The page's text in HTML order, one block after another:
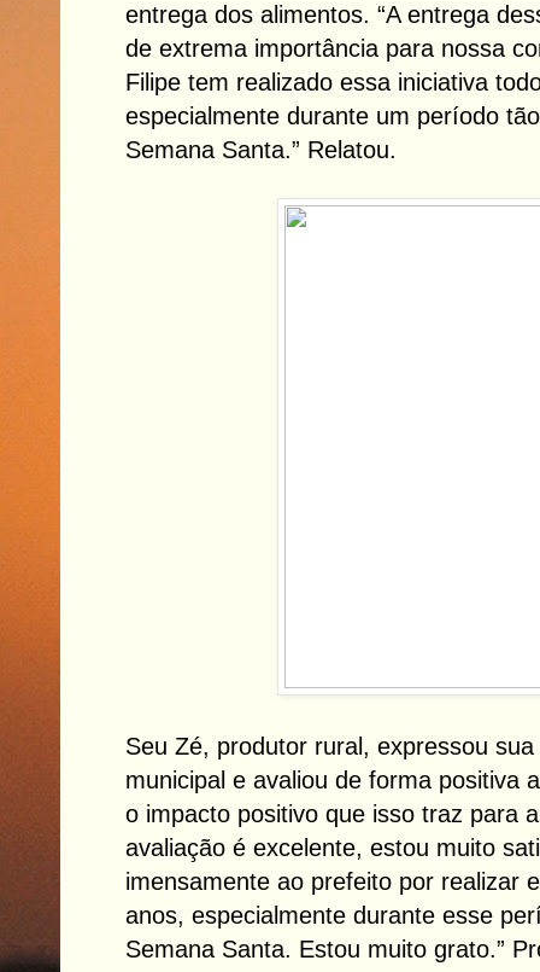
entrega dos alimentos. “A entrega
de extrema importância para nossa
Filipe tem realizado essa iniciativa
especialmente durante um período
Semana Santa.” Relatou.
Seu Zé, produtor rural, expressou
municipal e avaliou de forma positiva
o impacto positivo que isso traz para
avaliação é excelente, estou muito
imensamente ao prefeito por realizar
anos, especialmente durante esse
Semana Santa. Estou muito grato.”